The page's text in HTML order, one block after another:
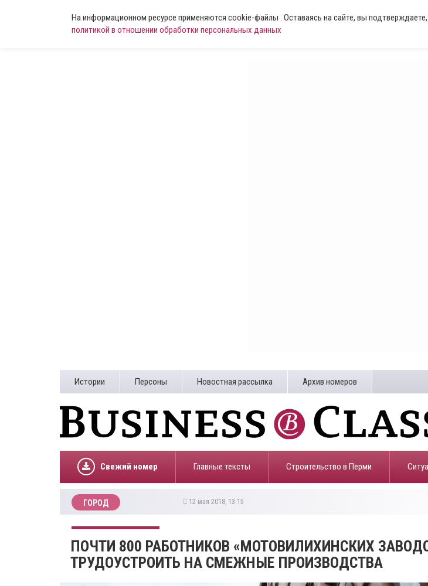
На информационном ресурсе применяются cookie-файлы . Оставаясь на сайте, вы
политикой в отношении обработки персональных данных
Истории Персоны Новостная рассылка Архив номеров
Свежий номер Главные тексты Строительство в Перми
ГОРОД 12 мая 2018, 13:15
​ПОЧТИ 800 РАБОТНИКОВ «МОТОВИЛИХИНСКИХ
ТРУДОУСТРОИТЬ НА СМЕЖНЫЕ ПРОИЗВОДСТВА